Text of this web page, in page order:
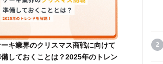
キ業界のクリスマス商戦に向けて
しておくことは？2025年のトレン
2